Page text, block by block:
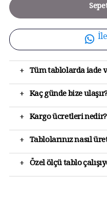
+ Tüm tablolarda iade
+ Kaç günde bize
+ Kargo ücretleri nedir?
+ Tablolarınız nasıl
+ Özel ölçü tablo